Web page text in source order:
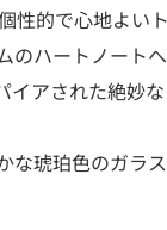
性的で心地よ
ハートノート
アされた絶妙な
琥珀色のガラ